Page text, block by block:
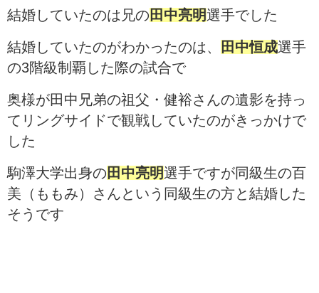
結婚していたのは兄の 田中亮明選手でした
結婚していたのがわかったのは、 田中恒成選手
の3階級制覇した際の試合で
奥様が田中兄弟の祖父・健裕さんの遺影を持っ
てリングサイドで観戦していたのがきっかけで
した
駒澤大学出身の 田中亮明選手ですが同級生の百
美（ももみ）さんという同級生の方と結婚した
そうです